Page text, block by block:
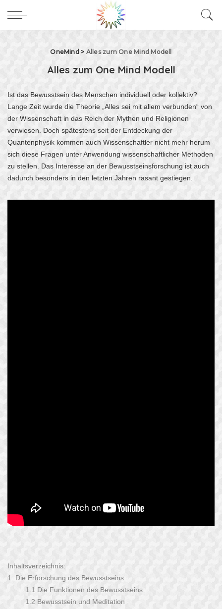
OneMind> Alles zum One Mind Modell
Alles zum One Mind Modell
Ist das Bewusstsein des Menschen individuell oder kollektiv?
Lange Zeit wurde die Theorie „Alles sei mit allem verbunden“ von
der Wissenschaft in das Reich der Mythen und Religionen
verwiesen. Doch spätestens seit der Entdeckung der
Quantenphysik kommen auch Wissenschaftler nicht mehr herum
sich diese Fragen unter Anwendung wissenschaftlicher Methoden
zu stellen. Das Interesse an der Bewusstseinsforschung ist auch
dadurch besonders in den letzten Jahren rasant gestiegen.
Inhaltsverzeichnis:
1.
Die Erforschung des Bewusstseins
1.1 Die Funktionen des Bewusstseins
1.2 Bewusstsein und Meditation